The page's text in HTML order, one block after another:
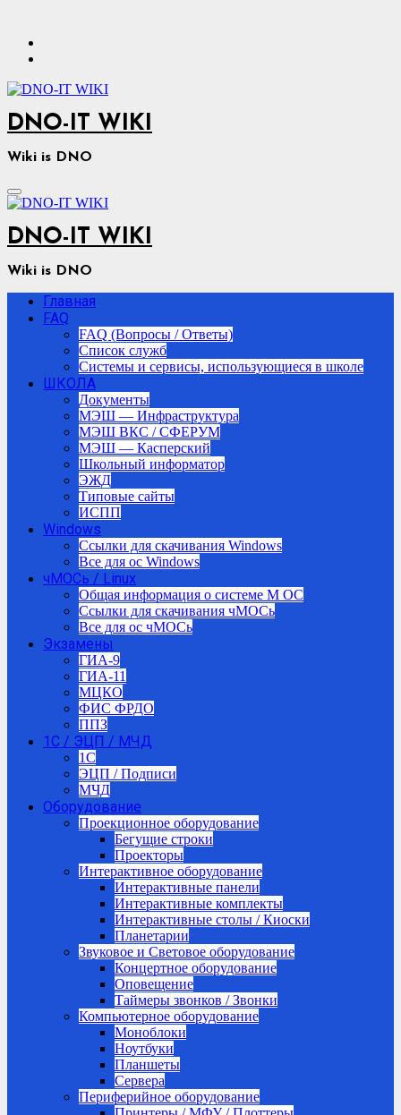
содержимому
DNO-IT WIKI
Wiki is DNO
DNO-IT WIKI
Wiki is DNO
Главная
FAQ
FAQ (Вопросы / Ответы)
Список служб
Системы и сервисы, использующиеся в школе
ШКОЛА
Документы
МЭШ — Инфраструктура
МЭШ ВКС / СФЕРУМ
МЭШ — Касперский
Школьный информатор
ЭЖД
Типовые сайты
ИСПП
Windows
Ссылки для скачивания Windows
Все для ос Windows
чМОСь / Linux
Общая информация о системе М ОС
Ссылки для скачивания чМОСь
Все для ос чМОСь
Экзамены
ГИА-9
ГИА-11
МЦКО
ФИС ФРДО
ППЗ
1С / ЭЦП / МЧД
1C
ЭЦП / Подписи
МЧД
Оборудование
Проекционное оборудование
Бегущие строки
Проекторы
Интерактивное оборудование
Интерактивные панели
Интерактивные комплекты
Интерактивные столы / Киоски
Планетарии
Звуковое и Световое оборудование
Концертное оборудование
Оповещение
Таймеры звонков / Звонки
Компьютерное оборудование
Моноблоки
Ноутбуки
Планшеты
Сервера
Периферийное оборудование